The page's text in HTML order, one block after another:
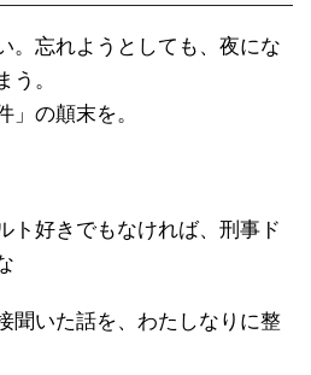
。忘れようとしても、夜にな
う。
」の顛末を。
ト好きでもなければ、刑事ド
聞いた話を、わたしなりに整